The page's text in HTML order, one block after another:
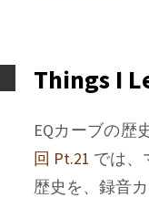
learned
on
EQ
curves,
Pt.
Things I
EQカーブの歴
回 Pt.21 では、
歴史を、録音